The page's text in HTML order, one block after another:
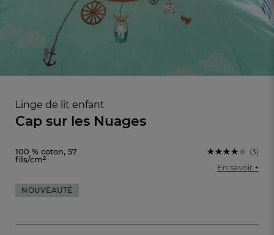
BE
CH
Linge de lit enfant
Cap sur les Nuages
100 % coton, 57
fils/cm²
(3)
En savoir +
NOUVEAUTÉ